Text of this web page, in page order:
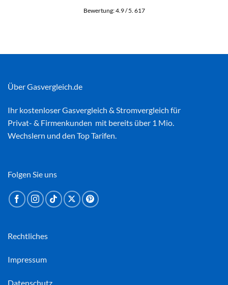
Bewertung:4.9/ 5. 617
Über Gasvergleich.de
Ihr kostenloserGasvergleich & Stromvergleich für
Privat- & Firmenkunden mit bereits über 1 Mio.
Wechslern und den Top Tarifen.
Rechtliches
Impressum
Datenschutz
Folgen Sie uns